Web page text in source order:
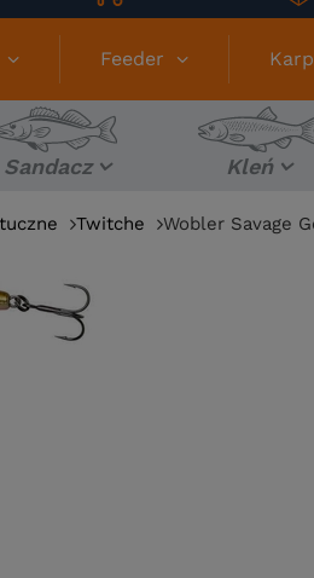
Feeder Karp
Sandacz Kleń
Twitche Wobler Savage